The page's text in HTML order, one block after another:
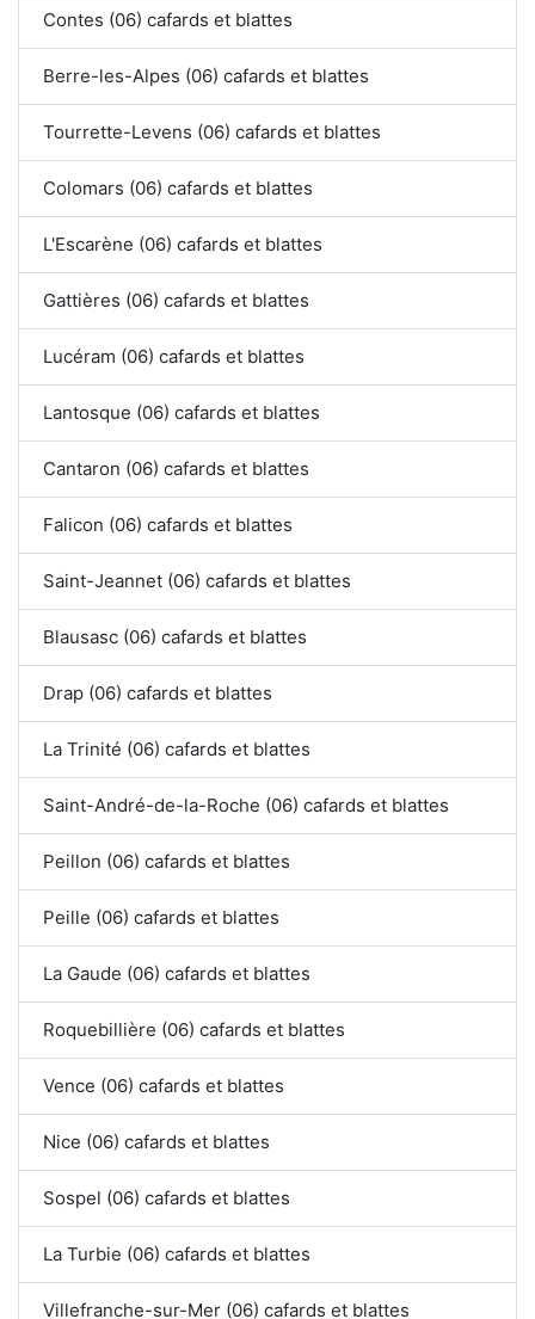
Contes (06) cafards et blattes
Berre-les-Alpes (06) cafards et blattes
Tourrette-Levens (06) cafards et blattes
Colomars (06) cafards et blattes
L'Escarène (06) cafards et blattes
Gattières (06) cafards et blattes
Lucéram (06) cafards et blattes
Lantosque (06) cafards et blattes
Cantaron (06) cafards et blattes
Falicon (06) cafards et blattes
Saint-Jeannet (06) cafards et blattes
Blausasc (06) cafards et blattes
Drap (06) cafards et blattes
La Trinité (06) cafards et blattes
Saint-André-de-la-Roche (06) cafards et blattes
Peillon (06) cafards et blattes
Peille (06) cafards et blattes
La Gaude (06) cafards et blattes
Roquebillière (06) cafards et blattes
Vence (06) cafards et blattes
Nice (06) cafards et blattes
Sospel (06) cafards et blattes
La Turbie (06) cafards et blattes
Villefranche-sur-Mer (06) cafards et blattes